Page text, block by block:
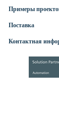
Примеры
Поставка
Контактная